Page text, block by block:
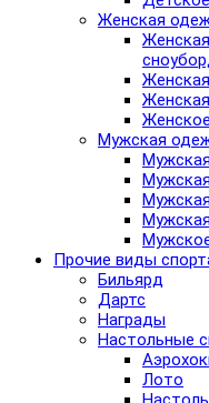
Женская
Мужская
Прочие виды
Бильярд
Дартс
Награды
Настольные
Лото